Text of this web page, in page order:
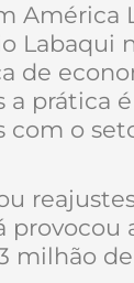
América
Labaqui
de
a prática
com o
milhão